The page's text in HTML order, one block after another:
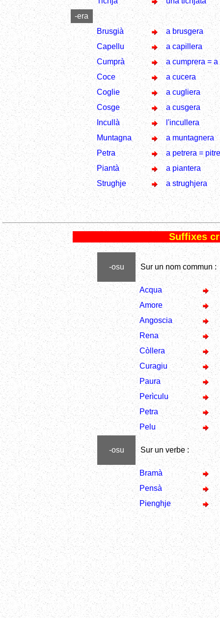
-era
Brusgià
a brusgera
Capellu
a capillera
Cumprà
a cumprera = a
Coce
a cucera
Coglie
a cugliera
Cosge
a cusgera
Incullà
l'incullera
Muntagna
a muntagnera
Petra
a petrera =
Piantà
a piantera
Strughje
a strughjera
Suffixes
-osu Sur un nom commun :
Acqua
Amore
Angoscia
Rena
Còllera
Curagiu
Paura
Perìculu
Petra
Pelu
-osu Sur un verbe :
Bramà
Pensà
Pienghje